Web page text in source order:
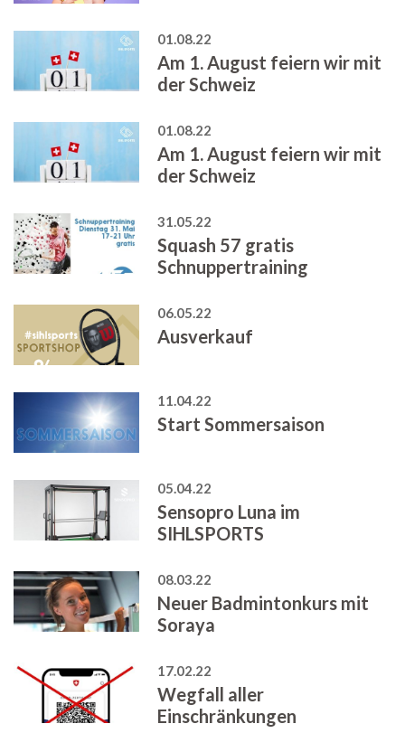
01.08.22
Am 1. August feiern wir mit
der Schweiz
01.08.22
Am 1. August feiern wir mit
der Schweiz
31.05.22
Squash 57 gratis
Schnuppertraining
06.05.22
Ausverkauf
11.04.22
Start Sommersaison
05.04.22
Sensopro Luna im
SIHLSPORTS
08.03.22
Neuer Badmintonkurs mit
Soraya
17.02.22
Wegfall aller
Einschränkungen